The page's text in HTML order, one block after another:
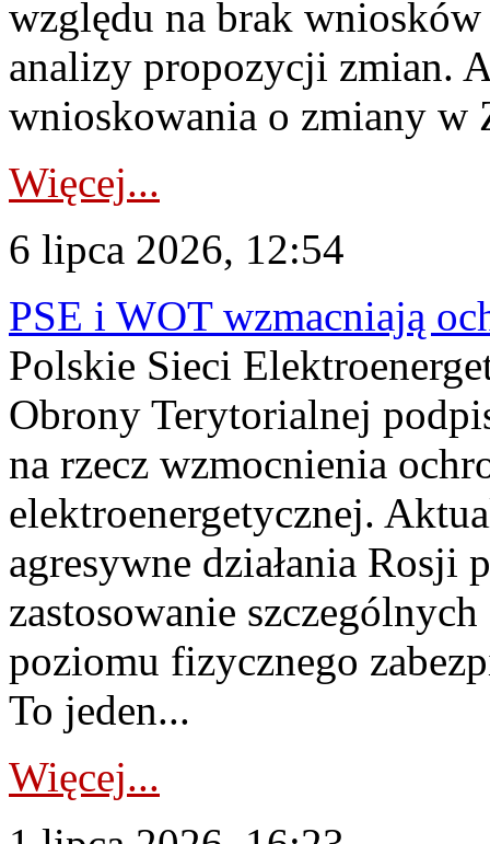
względu na brak
analizy propozycji zmian.
wnioskowania o zmiany w
Więcej...
6 lipca 2026, 12:54
PSE i WOT wzmacniają
Polskie Sieci
Obrony Terytorialnej
na rzecz wzmocnienia
elektroenergetycznej.
agresywne działania Rosji
zastosowanie
poziomu fizycznego
To jeden...
Więcej...